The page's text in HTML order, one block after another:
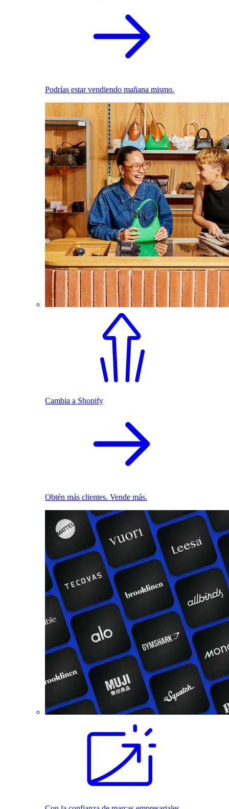
Podrías estar vendiendo mañana mismo.
Cambia a Shopify
Obtén más clientes. Vende más.